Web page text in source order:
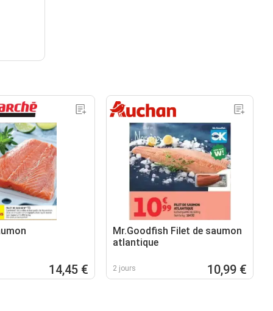
14,45 €
Mr.Goodfish Filet de saumon
atlantique
2 jours 10,99 €